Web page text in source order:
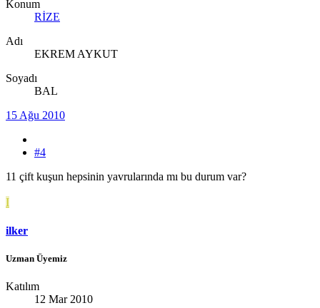
Konum
RİZE
Adı
EKREM AYKUT
Soyadı
BAL
15 Ağu 2010
#4
11 çift kuşun hepsinin yavrularında mı bu durum var?
I
ilker
Uzman Üyemiz
Katılım
12 Mar 2010